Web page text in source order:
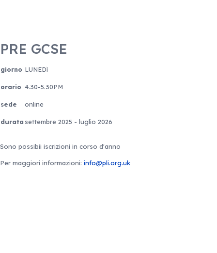
PRE GCSE
giorno LUNEDì
orario 4.30-5.30PM
sede online
durata settembre 2025 - luglio 2026
Sono possibii iscrizioni in corso d'anno
Per maggiori informazioni: info@pli.org.uk